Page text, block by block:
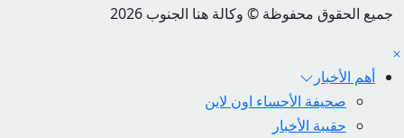
جميع الحقوق محفوظة © وكالة هنا الجنوب 2026
أهم الأخبار
صحيفة الأحساء اون لاين
حقيبة الأخبار